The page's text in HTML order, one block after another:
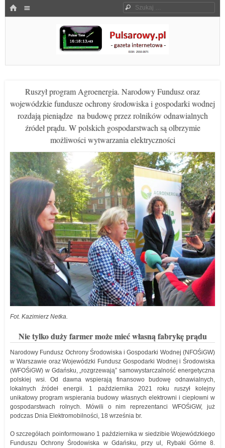
HOME Szukaj
Pulsarowy.pl
Ruszył program Agroenergia. Narodowy Fundusz oraz
wojewódzkie fundusze ochrony środowiska i gospodarki wodnej
rozdają pieniądze na budowę przez rolników odnawialnych
źródeł prądu. W polskich gospodarstwach są olbrzymie
możliwości wytwarzania elektryczności
Fot. Kazimierz Netka.
Nie tylko duży farmer może mieć własną fabrykę prądu
Narodowy Fundusz Ochrony Środowiska i Gospodarki Wodnej (NFOŚiGW)
w Warszawie oraz Wojewódzki Fundusz Gospodarki Wodnej i Środowiska
(WFOŚiGW) w Gdańsku, „rozgrzewają” samowystarczalność energetyczna
polskiej wsi. Od dawna wspierają finansowo budowę odnawialnych,
lokalnych źródeł energii. 1 października 2021 roku ruszył kolejny
unikatowy program wspierania budowy własnych elektrowni i ciepłowni w
gospodarstwach rolnych. Mówili o nim reprezentanci WFOŚiGW, już
podczas Dnia Elektromobilności, 18 września br.
O szczegółach poinformowano 1 października w siedzibie Wojewódzkiego
Funduszu Ochrony Środowiska w Gdańsku, przy ul, Rybaki Górne 8.